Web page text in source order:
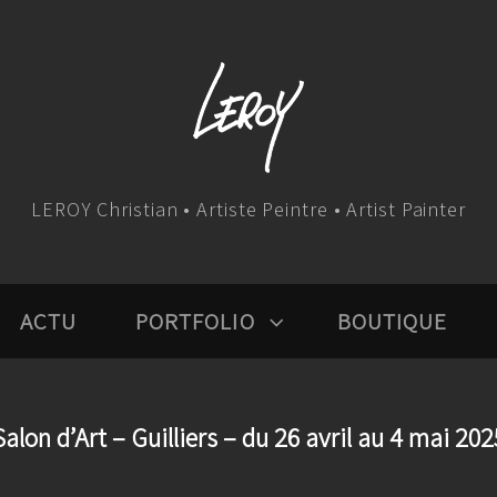
LEROY Christian • Artiste Peintre • Artist Painter
ACTU PORTFOLIO BOUTIQUE
d’Art – Guilliers – du 26 avril au 4 mai